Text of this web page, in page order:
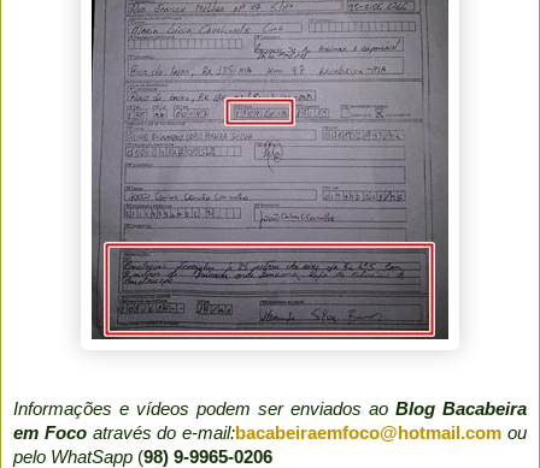
Informações e vídeos podem ser enviados ao Blog Bacabeira
em Focoatravés do e-mail:bacabeiraemfoco@hotmail.com ou
pelo WhatSapp (98) 9-9965-0206